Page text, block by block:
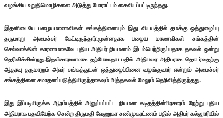
வழங்கிய உறுதிமொழிகளை அடுத்து போராட்டம் கைவிடப்பட்டிருந்தது.
இதனிடையே பழையமாணவிகள் சங்கத்தினையும் இது விடயத்தில் தமக்கு ஒத்துழைப்பு
தருமாறு அமைச்சர் கேட்டிருந்தார்.முன்னதாக பழைய மாணவிகள் சங்கத்தின்
செல்வாக்கின் காரணமாகவே புதிய அதிபர் நியமனம் இடம்பெற்றிருப்பதாக தகவல் ஒன்று
தெரிவிக்கின்றது.இதன்காரணமாக தற்போதைய பதில் அதிபரை அதிபராக தொடர்வதற்கு
ஆதரவு தருமாறும் அவர் சங்கத்துடன் ஒத்துழைப்பினை வழங்குவார் என்றும் அமைச்சர்
சங்கத்தினை சமாதனப்படுத்தியிருந்தாகவும் அத்தகவல் மேலும் தெரிவித்திருந்தது.
இது இப்படியிருக்க ஆரம்பத்தில் அனுப்பப்பட்ட நியமன கடிதத்தின்பிரகாரம் நேற்று புதிய
அதிபராக பதவியேற்க சென்ற திருமதி வேணுகா சண்முகரட்ணம் பதில் அதிபர் கல்லுாரியில்